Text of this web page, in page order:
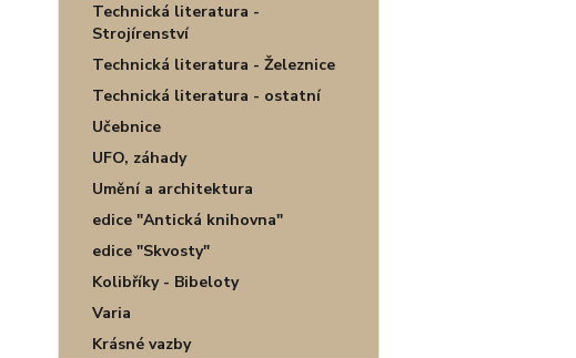
Technická literatura -
Strojírenství
Technická literatura - Železnice
Technická literatura - ostatní
Učebnice
UFO, záhady
Umění a architektura
edice "Antická knihovna"
edice "Skvosty"
Kolibříky - Bibeloty
Varia
Krásné vazby